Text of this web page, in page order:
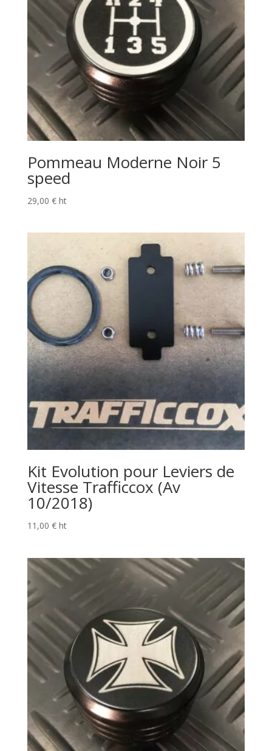
Pommeau Moderne Noir 5
speed
29,00 € ht
Kit Evolution pour Leviers de
Vitesse Trafficcox (Av
10/2018)
11,00 € ht